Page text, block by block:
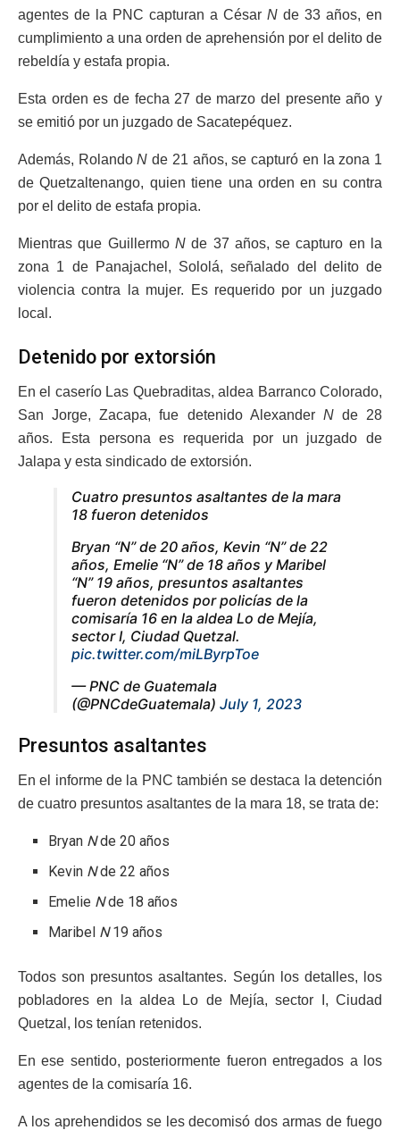
agentes de la PNC capturan a César N de 33 años, en
cumplimiento a una orden de aprehensión por el delito de
rebeldía y estafa propia.
Esta orden es de fecha 27 de marzo del presente año y
se emitió por un juzgado de Sacatepéquez.
Además, RolandoN de 21 años, se capturó en la zona 1
de Quetzaltenango, quien tiene una orden en su contra
por el delito de estafa propia.
Mientras que Guillermo Nde 37 años, se capturo en la
zona 1 de Panajachel, Sololá, señalado del delito de
violencia contra la mujer. Es requerido por un juzgado
local.
Detenido por extorsión
En el caserío Las Quebraditas, aldea Barranco Colorado,
San Jorge, Zacapa, fue detenido Alexander Nde 28
años. Esta persona es requerida por un juzgado de
Jalapa y esta sindicado de extorsión.
Cuatro presuntos asaltantes de la mara
18 fueron detenidos
Bryan “N” de 20 años, Kevin “N” de 22
años, Emelie “N” de 18 años y Maribel
“N” 19 años, presuntos asaltantes
fueron detenidos por policías de la
comisaría 16 en la aldea Lo de Mejía,
sector I, Ciudad Quetzal.
pic.twitter.com/miLByrpToe
— PNC de Guatemala
(@PNCdeGuatemala) July 1, 2023
Presuntos asaltantes
En el informe de la PNC también se destaca la detención
de cuatro presuntos asaltantes de la mara 18, se trata de:
Bryan Nde 20 años
Kevin Nde 22 años
Emelie Nde 18 años
Maribel N19 años
Todos son presuntos asaltantes. Según los detalles, los
pobladores en la aldea Lo de Mejía, sector I, Ciudad
Quetzal, los tenían retenidos.
En ese sentido, posteriormente fueron entregados a los
agentes de la comisaría 16.
A los aprehendidos se les decomisó dos armas de fuego